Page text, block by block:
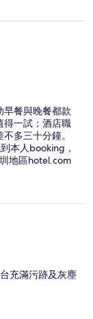
早餐與晚餐都款
得一試；酒店職
多三十分鐘。
本人booking，
地區hotel.com
鐘，才能完成
充滿污跡及灰塵